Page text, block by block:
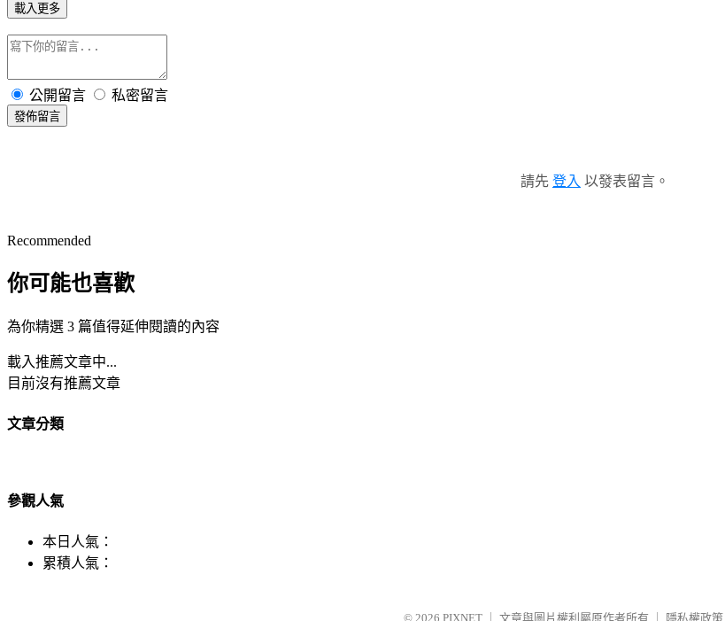
載入更多
公開留言 私密留言
發佈留言
請先 登入 以發表留言。
Recommended
你可能也喜歡
為你精選 3 篇值得延伸閱讀的內容
載入推薦文章中...
目前沒有推薦文章
文章分類
參觀人氣
本日人氣：
累積人氣：
© 2026 PIXNET 文章與圖片權利屬原作者所有 隱私權政策